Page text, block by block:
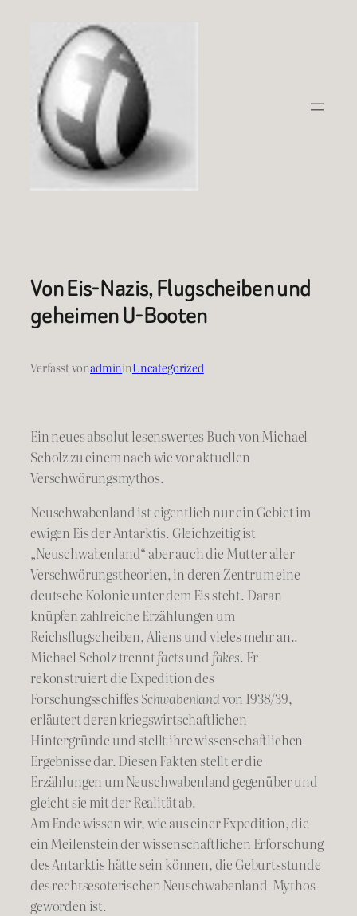
springen
Von Eis-Nazis, Flugscheiben und
geheimen U-Booten
Verfasst vonadmininUncategorized
Ein neues absolut lesenswertes Buch von Michael
Scholz zu einem nach wie vor aktuellen
Verschwörungsmythos.
Neuschwabenland ist eigentlich nur ein Gebiet im
ewigen Eis der Antarktis. Gleichzeitig ist
„Neuschwabenland“ aber auch die Mutter aller
Verschwörungstheorien, in deren Zentrum eine
deutsche Kolonie unter dem Eis steht. Daran
knüpfen zahlreiche Erzählungen um
Reichsflugscheiben, Aliens und vieles mehr an..
Michael Scholz trenntfactsund fakes. Er
rekonstruiert die Expedition des
Forschungsschiffes Schwabenlandvon 1938/39,
erläutert deren kriegswirtschaftlichen
Hintergründe und stellt ihre wissenschaftlichen
Ergebnisse dar. Diesen Fakten stellt er die
Erzählungen um Neuschwabenland gegenüber und
gleicht sie mit der Realität ab.
Am Ende wissen wir, wie aus einer Expedition, die
ein Meilenstein der wissenschaftlichen Erforschung
des Antarktis hätte sein können, die Geburtsstunde
des rechtsesoterischen Neuschwabenland-Mythos
gewor­den ist.